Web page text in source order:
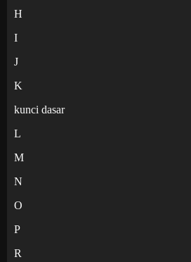
H
I
J
K
kunci dasar
L
M
N
O
P
R